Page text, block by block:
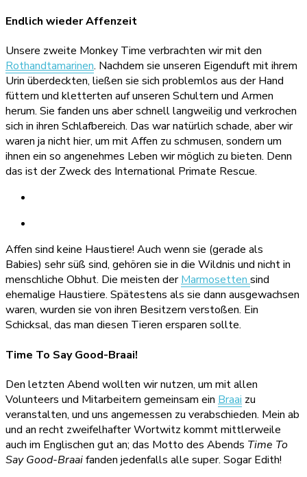
Endlich wieder Affenzeit
Unsere zweite Monkey Time verbrachten wir mit den
Rothandtamarinen. Nachdem sie unseren Eigenduft mit ihrem
Urin überdeckten, ließen sie sich problemlos aus der Hand
füttern und kletterten auf unseren Schultern und Armen
herum. Sie fanden uns aber schnell langweilig und verkrochen
sich in ihren Schlafbereich. Das war natürlich schade, aber wir
waren ja nicht hier, um mit Affen zu schmusen, sondern um
ihnen ein so angenehmes Leben wir möglich zu bieten. Denn
das ist der Zweck des International Primate Rescue.
Affen sind keine Haustiere! Auch wenn sie (gerade als
Babies) sehr süß sind, gehören sie in die Wildnis und nicht in
menschliche Obhut. Die meisten derMarmosettensind
ehemalige Haustiere. Spätestens als sie dann ausgewachsen
waren, wurden sie von ihren Besitzern verstoßen. Ein
Schicksal, das man diesen Tieren ersparen sollte.
Time To Say Good-Braai!
Den letzten Abend wollten wir nutzen, um mit allen
Volunteers und Mitarbeitern gemeinsam ein Braai zu
veranstalten, und uns angemessen zu verabschieden. Mein ab
und an recht zweifelhafter Wortwitz kommt mittlerweile
auch im Englischen gut an; das Motto des Abends Time To
Say Good-Braaifanden jedenfalls alle super. Sogar Edith!